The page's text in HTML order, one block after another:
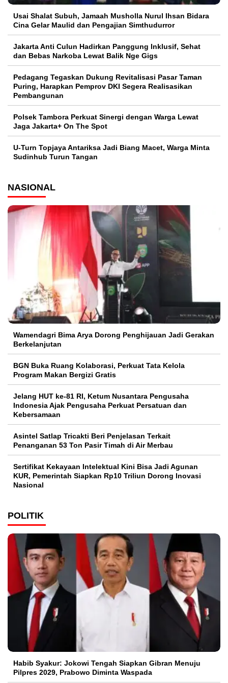
Usai Shalat Subuh, Jamaah Musholla Nurul Ihsan Bidara
Cina Gelar Maulid dan Pengajian Simthudurror
Jakarta Anti Culun Hadirkan Panggung Inklusif, Sehat
dan Bebas Narkoba Lewat Balik Nge Gigs
Pedagang Tegaskan Dukung Revitalisasi Pasar Taman
Puring, Harapkan Pemprov DKI Segera Realisasikan
Pembangunan
Polsek Tambora Perkuat Sinergi dengan Warga Lewat
Jaga Jakarta+ On The Spot
U-Turn Topjaya Antariksa Jadi Biang Macet, Warga Minta
Sudinhub Turun Tangan
NASIONAL
Wamendagri Bima Arya Dorong Penghijauan Jadi Gerakan
Berkelanjutan
BGN Buka Ruang Kolaborasi, Perkuat Tata Kelola
Program Makan Bergizi Gratis
Jelang HUT ke-81 RI, Ketum Nusantara Pengusaha
Indonesia Ajak Pengusaha Perkuat Persatuan dan
Kebersamaan
Asintel Satlap Tricakti Beri Penjelasan Terkait
Penanganan 53 Ton Pasir Timah di Air Merbau
Sertifikat Kekayaan Intelektual Kini Bisa Jadi Agunan
KUR, Pemerintah Siapkan Rp10 Triliun Dorong Inovasi
Nasional
POLITIK
Habib Syakur: Jokowi Tengah Siapkan Gibran Menuju
Pilpres 2029, Prabowo Diminta Waspada